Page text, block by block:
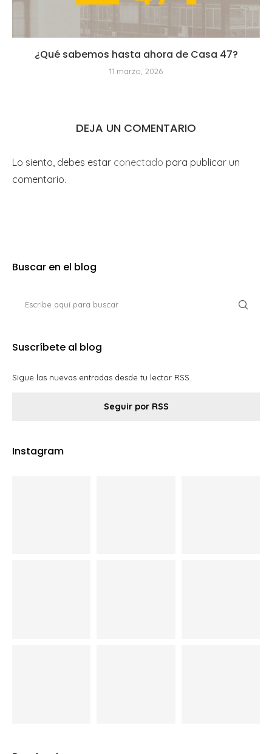
¿Qué sabemos hasta ahora de Casa 47?
11 marzo, 2026
DEJA UN COMENTARIO
Lo siento, debes estar conectado para publicar un
comentario.
Buscar en el blog
Suscríbete al blog
Sigue las nuevas entradas desde tu lector RSS.
Seguir por RSS
Instagram